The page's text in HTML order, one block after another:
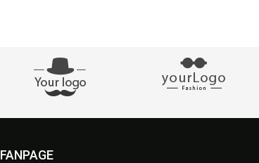
FANPAGE